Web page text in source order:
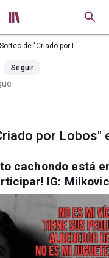

Sorteo de "Criado por Lobos" en IG ♡
Seguir
por Lobos"
cachondo está
IG: